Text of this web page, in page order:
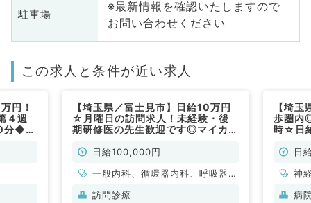
駐車場
※最新情報を確認いたしますので
お問い合わせください
この求人と条件が近い求人
円！
４週
分◆総
【埼玉県／富士見市】日給10万円
☆月曜日の訪問求人！未経験・後
期研修医の先生歓迎です◎マイカー
修医の先生ご相談可能（科目不問／
日給100,000円
一般内科、循環器内科、呼吸器内
科、消化器内科、内分泌・代謝内
訪問診療
【埼
歩圏内
時☆日
診療科
日
神
科
病